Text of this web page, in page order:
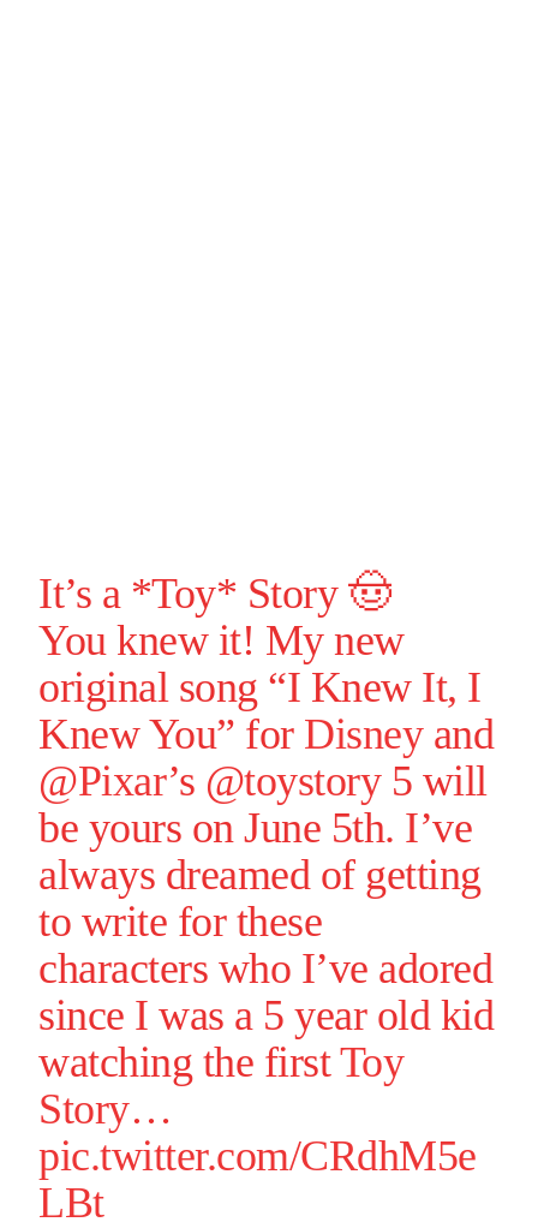
It’s a *Toy* Story 🤠
You knew it! My new
original song “I Knew It, I
Knew You” for Disneyand
@Pixar’s @toystory5 will
be yours on June 5th. I’ve
always dreamed of getting
to write for these
characters who I’ve adored
since I was a 5 year old kid
watching the firstToy
Story…
pic.twitter.com/CRdhM5e
LBt